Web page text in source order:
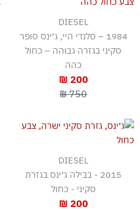
DIESEL
1984 – סלנדי היי, ג׳ינס סופר
סקיני בגזרה גבוהה – כחול
כהה
200 ₪
750 ₪
DIESEL
2015 - בבילה ג׳ינס בגזרת
סקיני - כחול
200 ₪